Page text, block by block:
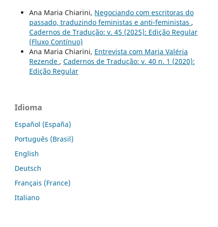
Ana Maria Chiarini, Negociando com escritoras do
passado, traduzindo feministas e anti-feministas ,
Cadernos de Tradução: v. 45 (2025): Edição Regular
(Fluxo Contínuo)
Ana Maria Chiarini, Entrevista com Maria Valéria
Rezende , Cadernos de Tradução: v. 40 n. 1 (2020):
Edição Regular
Idioma
Español (España)
Português (Brasil)
English
Deutsch
Français (France)
Italiano